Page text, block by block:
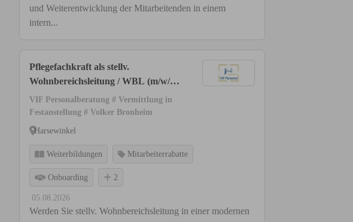
und Weiterentwicklung der Mitarbeitenden in einem
intern...
Pflegefachkraft als stellv.
Wohnbereichsleitung / WBL (m/w/d)
bis 67.000 € | Raum Harsewinkel
VIF Personalberatung # Vermittlung in
Festanstellung # Volker Bronheim
Harsewinkel
Weiterbildungen Mitarbeiterrabatte
Onboarding 2
05.08.2026
Werden Sie stellv. Wohnbereichsleitung in einer modernen